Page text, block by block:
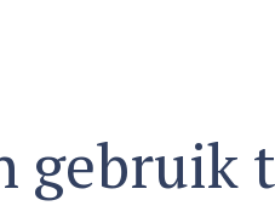
gebruik